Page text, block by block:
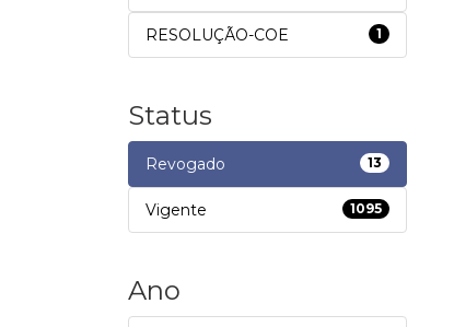
RESOLUÇÃO-COE 1
Status
Revogado 13
Vigente 1095
Ano